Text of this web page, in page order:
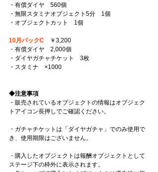
・有償ダイヤ　560個
・無限スタミナオブジェクト5分　1個
・オブジェクトカット　1個
10月パックC ￥3,200
・有償ダイヤ　2,000個
・ダイヤガチャチケット　3枚
・スタミナ　×1000
◆注意事項
・販売されているオブジェクトの情報はオブジェク
トアイコン長押しでご確認ください。
・ガチャチケットは「ダイヤガチャ」でのみ使用で
き、使用期限はございません。
・購入したオブジェクトは報酬オブジェクトとして
ステージ下の枠外に表示されます。